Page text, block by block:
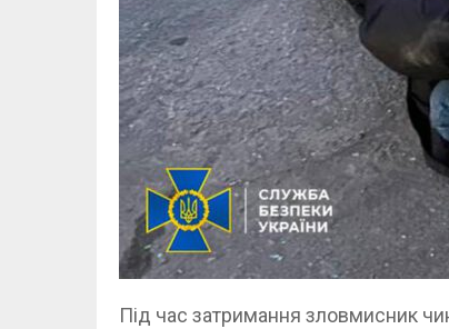
Під час затримання зловмисник